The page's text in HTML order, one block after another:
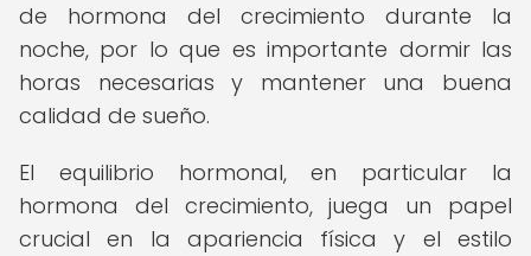
de hormona del crecimiento durante la
noche, por lo que es importante dormir las
horas necesarias y mantener una buena
calidad de sueño.
El equilibrio hormonal, en particular la
hormona del crecimiento, juega un papel
crucial en la apariencia física y el estilo